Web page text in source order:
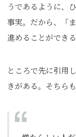
うであるように、
事実。だから、「
進めることができる
ところで先に引用
きがある。そちら